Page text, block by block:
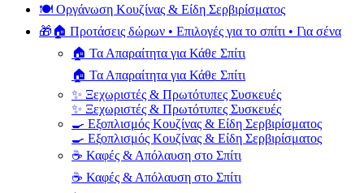
🍽️ Οργάνωση Κουζίνας & Είδη Σερβιρίσματος
🎁🏠 Προτάσεις δώρων • Επιλογές για το σπίτι • Για σένα
🏠 Τα Απαραίτητα για Κάθε Σπίτι
🏠 Τα Απαραίτητα για Κάθε Σπίτι
✨ Ξεχωριστές & Πρωτότυπες Συσκευές
✨ Ξεχωριστές & Πρωτότυπες Συσκευές
🍳 Εξοπλισμός Κουζίνας & Είδη Σερβιρίσματος
🍳 Εξοπλισμός Κουζίνας & Είδη Σερβιρίσματος
☕ Καφές & Απόλαυση στο Σπίτι
☕ Καφές & Απόλαυση στο Σπίτι